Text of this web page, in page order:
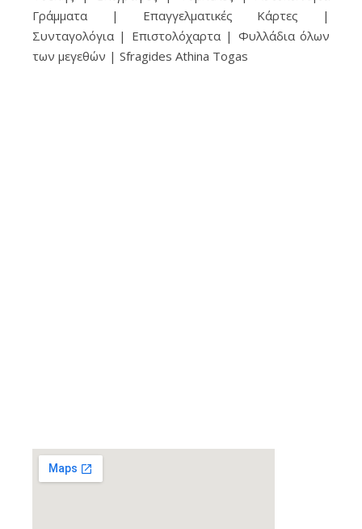
Γράμματα | Επαγγελματικές Κάρτες |
Συνταγολόγια | Επιστολόχαρτα | Φυλλάδια όλων
των μεγεθών | Sfragides Athina Togas